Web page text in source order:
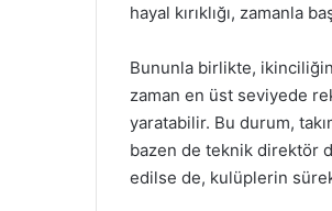
hayal kırıklığı, zamanla
Bununla birlikte,
zaman en üst seviyede
yaratabilir. Bu durum,
bazen de teknik direktör
edilse de, kulüplerin